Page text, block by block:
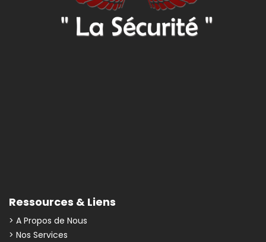
Ressources & Liens
> A Propos de Nous
> Nos Services